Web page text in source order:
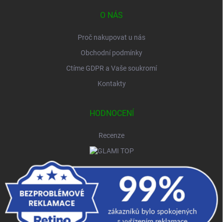
O NÁS
Proč nakupovat u nás
Obchodní podmínky
Ctíme GDPR a Vaše soukromí
Kontakty
HODNOCENÍ
Recenze